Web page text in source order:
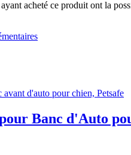
acheté ce produit ont la
Banc d'Auto